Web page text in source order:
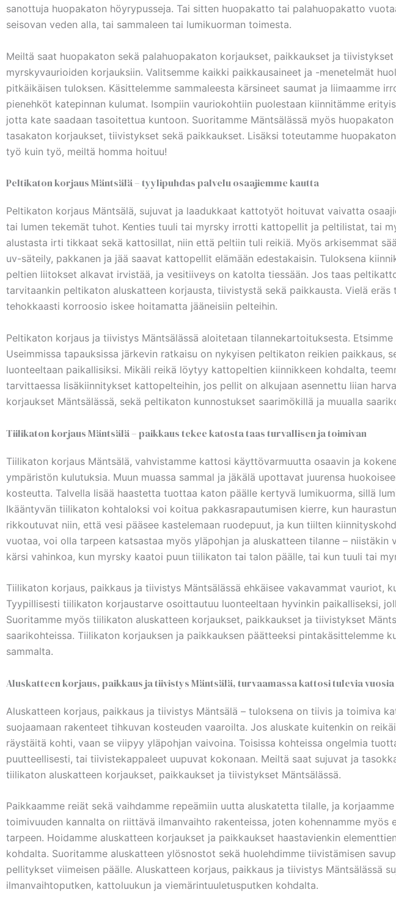
sanottuja huopakaton höyrypusseja. Tai sitten huopakatto tai palahuopakatto
seisovan veden alla, tai sammaleen tai lumikuorman toimesta.
Meiltä saat huopakaton sekä palahuopakaton korjaukset, paikkaukset ja
myrskyvaurioiden korjauksiin. Valitsemme kaikki paikkausaineet ja -menetelmät
pitkäikäisen tuloksen. Käsittelemme sammaleesta kärsineet saumat ja liimaamme
pienehköt katepinnan kulumat. Isompiin vauriokohtiin puolestaan kiinnitämme
jotta kate saadaan tasoitettua kuntoon. Suoritamme Mäntsälässä myös
tasakaton korjaukset, tiivistykset sekä paikkaukset. Lisäksi toteutamme
työ kuin työ, meiltä homma hoituu!
Peltikaton korjaus Mäntsälä – tyylipuhdas palvelu osaajiemme kautta
Peltikaton korjaus Mäntsälä, sujuvat ja laadukkaat kattotyöt hoituvat vaivatta
tai lumen tekemät tuhot. Kenties tuuli tai myrsky irrotti kattopellit ja peltilistat, tai
alustasta irti tikkaat sekä kattosillat, niin että peltiin tuli reikiä. Myös arkisemmat
uv-säteily, pakkanen ja jää saavat kattopellit elämään edestakaisin. Tuloksena
peltien liitokset alkavat irvistää, ja vesitiiveys on katolta tiessään. Jos taas
tarvitaankin peltikaton aluskatteen korjausta, tiivistystä sekä paikkausta. Vielä
tehokkaasti korroosio iskee hoitamatta jääneisiin pelteihin.
Peltikaton korjaus ja tiivistys Mäntsälässä aloitetaan tilannekartoituksesta.
Useimmissa tapauksissa järkevin ratkaisu on nykyisen peltikaton reikien
luonteeltaan paikallisiksi. Mikäli reikä löytyy kattopeltien kiinnikkeen kohdalta,
tarvittaessa lisäkiinnitykset kattopelteihin, jos pellit on alkujaan asennettu liian
korjaukset Mäntsälässä, sekä peltikaton kunnostukset saarimökillä ja muualla
Tiilikaton korjaus Mäntsälä – paikkaus tekee katosta taas turvallisen ja toimivan
Tiilikaton korjaus Mäntsälä, vahvistamme kattosi käyttövarmuutta osaavin ja
ympäristön kulutuksia. Muun muassa sammal ja jäkälä upottavat juurensa
kosteutta. Talvella lisää haastetta tuottaa katon päälle kertyvä lumikuorma, sillä
Ikääntyvän tiilikaton kohtaloksi voi koitua pakkasrapautumisen kierre, kun
rikkoutuvat niin, että vesi pääsee kastelemaan ruodepuut, ja kun tiilten
vuotaa, voi olla tarpeen katsastaa myös yläpohjan ja aluskatteen tilanne –
kärsi vahinkoa, kun myrsky kaatoi puun tiilikaton tai talon päälle, tai kun tuuli tai
Tiilikaton korjaus, paikkaus ja tiivistys Mäntsälässä ehkäisee vakavammat vauriot,
Tyypillisesti tiilikaton korjaustarve osoittautuu luonteeltaan hyvinkin paikalliseksi,
Suoritamme myös tiilikaton aluskatteen korjaukset, paikkaukset ja tiivistykset
saarikohteissa. Tiilikaton korjauksen ja paikkauksen päätteeksi pintakäsittelemme
sammalta.
Aluskatteen korjaus, paikkaus ja tiivistys Mäntsälä, turvaamassa kattosi tulevia vuosia
Aluskatteen korjaus, paikkaus ja tiivistys Mäntsälä – tuloksena on tiivis ja toimiva
suojaamaan rakenteet tihkuvan kosteuden vaaroilta. Jos aluskate kuitenkin on
räystäitä kohti, vaan se viipyy yläpohjan vaivoina. Toisissa kohteissa ongelmia
puutteellisesti, tai tiivistekappaleet uupuvat kokonaan. Meiltä saat sujuvat ja
tiilikaton aluskatteen korjaukset, paikkaukset ja tiivistykset Mäntsälässä.
Paikkaamme reiät sekä vaihdamme repeämiin uutta aluskatetta tilalle, ja
toimivuuden kannalta on riittävä ilmanvaihto rakenteissa, joten kohennamme
tarpeen. Hoidamme aluskatteen korjaukset ja paikkaukset haastavienkin
kohdalta. Suoritamme aluskatteen ylösnostot sekä huolehdimme tiivistämisen
pellitykset viimeisen päälle. Aluskatteen korjaus, paikkaus ja tiivistys Mäntsälässä
ilmanvaihtoputken, kattoluukun ja viemärintuuletusputken kohdalta.